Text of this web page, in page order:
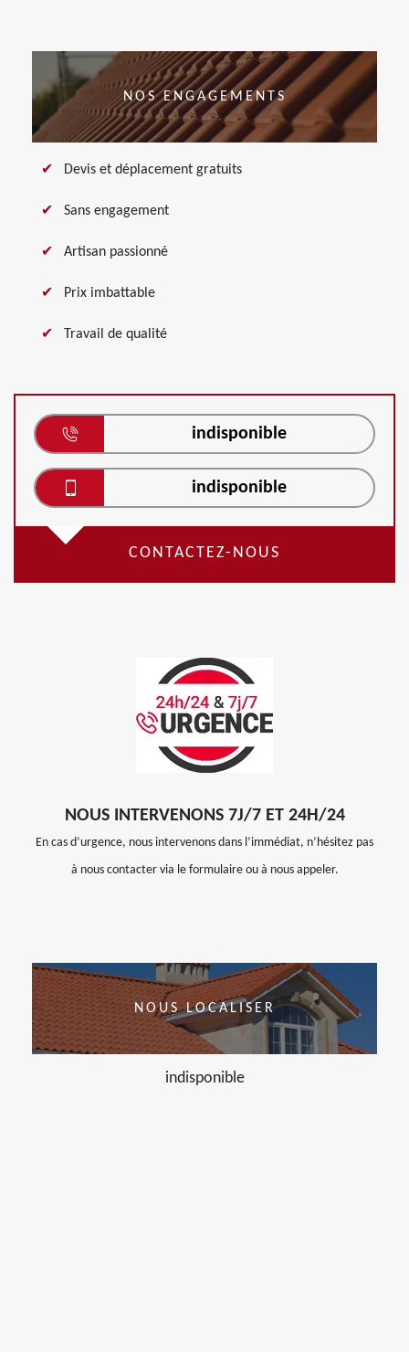
NOS ENGAGEMENTS
Devis et déplacement gratuits
Sans engagement
Artisan passionné
Prix imbattable
Travail de qualité
indisponible
indisponible
CONTACTEZ-NOUS
NOUS INTERVENONS 7J/7 ET 24H/24
En cas d’urgence, nous intervenons dans l’immédiat, n’hésitez pas
à nous contacter via le formulaire ou à nous appeler.
NOUS LOCALISER
indisponible